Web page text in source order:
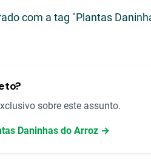
com a tag "Plantas
sobre este assunto.
Daninhas do Arroz →